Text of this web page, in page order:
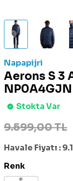
Napapijri
Aerons S 3
Stokta Var
9.599,00 TL
Havale Fiyatı :
Renk